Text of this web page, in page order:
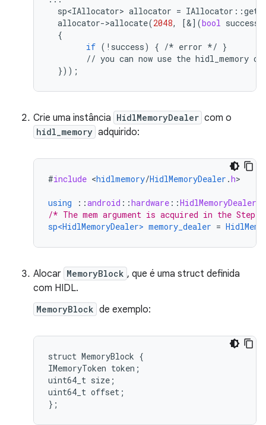
sp<IAllocator> allocator = IAllocator ::
allocator->allocate(2048, [&](bool success
{
if ( ! success) { /* error */ }
// you can now use the hidl_memory
}));
Crie uma instância HidlMemoryDealer com o
hidl_memory adquirido:
#include <hidlmemory/HidlMemoryDealer .h>
using ::android ::hardware ::HidlMemoryDealer
/* The mem argument is acquired in the
sp<HidlMemoryDealer> memory_dealer =
Alocar MemoryBlock , que é uma struct definida
com HIDL.
MemoryBlock de exemplo:
struct MemoryBlock {
IMemoryToken token;
uint64_t size;
uint64_t offset;